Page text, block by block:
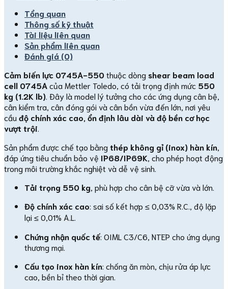
Tổng quan
Thông số kỹ thuật
Tài liệu liên quan
Sản phẩm liên quan
Đánh giá (0)
Cảm biến lực 0745A-550thuộc dòng shear beam load
cell 0745A của Mettler Toledo, có tải trọng định mức 550
kg (1.2K lb) . Đây là model lý tưởng cho các ứng dụng cân bệ,
cân kiểm tra, cân đóng gói và cân bồn vừa đến lớn, nơi yêu
cầu độ chính xác cao, ổn định lâu dài và độ bền cơ học
vượt trội
Sản phẩm được chế tạo bằngthép không gỉ (inox) hàn kín
đáp ứng tiêu chuẩn bảo vệ IP68/IP69K , cho phép hoạt động
trong môi trường khắc nghiệt và dễ vệ sinh.
Tải trọng 550 kg , phù hợp cho cân bệ cỡ vừa và lớn.
Độ chính xác cao: sai số kết hợp ≤ 0,03% R.C., độ lặp
lại ≤ 0,01% A.L.
Chứng nhận quốc tế: OIML C3/C6, NTEP cho ứng dụng
thương mại.
Cấu tạo inox hàn kín: chống ăn mòn, chịu rửa áp lực
cao, bền bỉ theo thời gian.